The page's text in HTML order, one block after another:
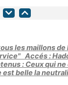
les maillons
Accés :
: Ceux qui
belle la